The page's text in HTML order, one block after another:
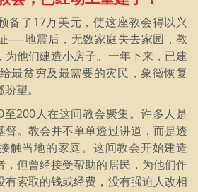
了17万美元，使这座教会得以兴
──地震后，无数家庭失去家园，教
他们建造小房子。一年下来，已建
最贫穷及最需要的灾民，象徵恢复
望。
200人在这间教会聚集。许多人是
督。教会并不单单透过讲道，而是透
触当地的家庭。这间教会开始建造
，但曾经接受帮助的居民，为他们作
索取的钱或经费，没有强迫人改相